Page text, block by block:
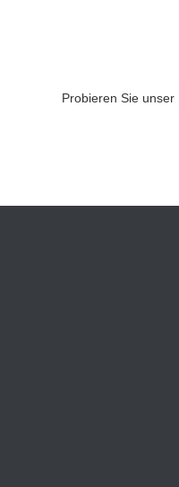
Probieren Sie unser